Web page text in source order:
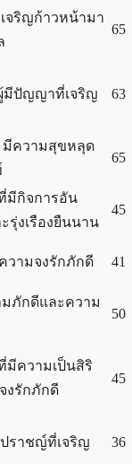
จริญก้าวหน้ามา
65
มีปัญญาที่เจริญ 63
ความสุขหลุด
65
มีกิจการอัน
รุ่งเรืองยืนนาน
45
วามจงรักภักดี 41
ภักดีและความ
50
มีความเป็นสิริ
งรักภักดี
45
ราชญ์ที่เจริญ 36